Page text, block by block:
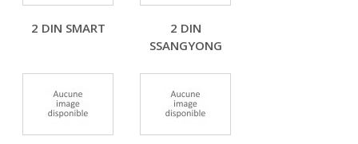
2 DIN SMART
2 DIN
SSANGYONG